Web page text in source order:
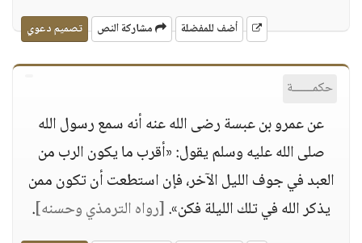
أضف للمفضلة مشاركة النص تصميم دعوي
حكمــــــة
عن عمرو بن عبسة رضى الله عنه أنه سمع رسول الله
صلى الله عليه وسلم يقول: «أقرب ما يكون الرب من
العبد في جوف الليل الآخر، فإن استطعت أن تكون ممن
يذكر الله في تلك الليلة فكن».[رواه الترمذي وحسنه].